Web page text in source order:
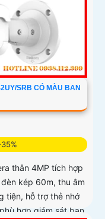
SRB CÓ MÀU BAN
thân 4MP tích hợp
kép 60m, thu âm
tiện, hỗ trợ thẻ nhớ
hợp giám sát ban